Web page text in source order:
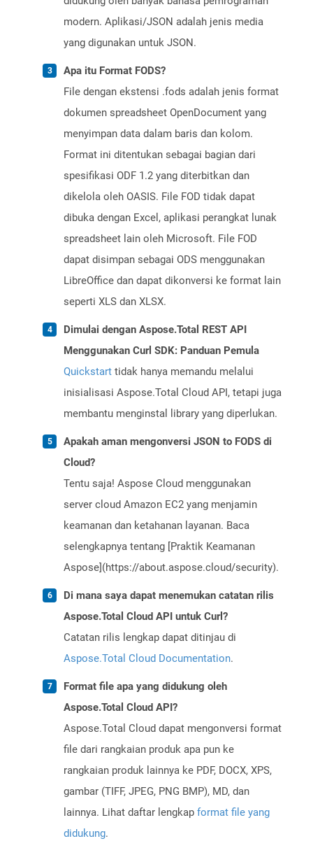
modern. Aplikasi/JSON adalah jenis media
yang digunakan untuk JSON.
Apa itu Format FODS?
File dengan ekstensi .fods adalah jenis format
dokumen spreadsheet OpenDocument yang
menyimpan data dalam baris dan kolom.
Format ini ditentukan sebagai bagian dari
spesifikasi ODF 1.2 yang diterbitkan dan
dikelola oleh OASIS. File FOD tidak dapat
dibuka dengan Excel, aplikasi perangkat lunak
spreadsheet lain oleh Microsoft. File FOD
dapat disimpan sebagai ODS menggunakan
LibreOffice dan dapat dikonversi ke format lain
seperti XLS dan XLSX.
Dimulai dengan Aspose.Total REST API
Menggunakan Curl SDK: Panduan Pemula
Quickstart tidak hanya memandu melalui
inisialisasi Aspose.Total Cloud API, tetapi juga
membantu menginstal library yang diperlukan.
Apakah aman mengonversi JSON to FODS di
Cloud?
Tentu saja! Aspose Cloud menggunakan
server cloud Amazon EC2 yang menjamin
keamanan dan ketahanan layanan. Baca
selengkapnya tentang [Praktik Keamanan
Aspose](https://about.aspose.cloud/security).
Di mana saya dapat menemukan catatan rilis
Aspose.Total Cloud API untuk Curl?
Catatan rilis lengkap dapat ditinjau di
Aspose.Total Cloud Documentation.
Format file apa yang didukung oleh
Aspose.Total Cloud API?
Aspose.Total Cloud dapat mengonversi format
file dari rangkaian produk apa pun ke
rangkaian produk lainnya ke PDF, DOCX, XPS,
gambar (TIFF, JPEG, PNG BMP), MD, dan
lainnya. Lihat daftar lengkap format file yang
didukung.